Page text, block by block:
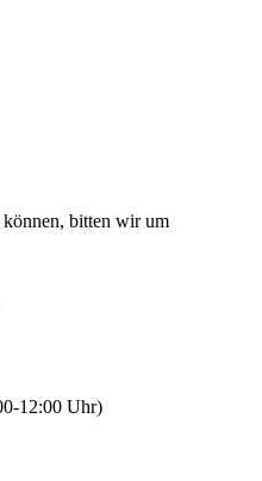
bitten wir um
12:00 Uhr)